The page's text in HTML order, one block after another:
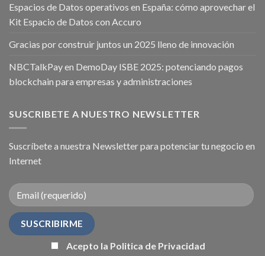
Espacios de Datos operativos en España: cómo aprovechar el
Kit Espacio de Datos con Accuro
Gracias por construir juntos un 2025 lleno de innovación
NBCTalkPay en DemoDay ISBE 2025: potenciando pagos
blockchain para empresas y administraciones
SUSCRIBETE A NUESTRO NEWSLETTER
Suscríbete a nuestra Newsletter para potenciar tu negocio en
Internet
Acepto la Politica de Privacidad